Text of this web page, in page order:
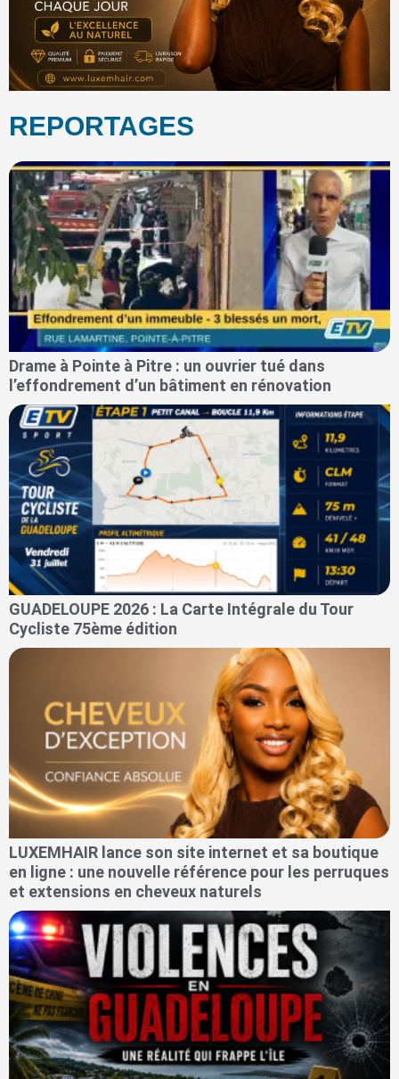
REPORTAGES
Drame à Pointe à Pitre : un ouvrier tué dans
l’effondrement d’un bâtiment en rénovation
GUADELOUPE 2026 : La Carte Intégrale du Tour
Cycliste 75ème édition
LUXEMHAIR lance son site internet et sa boutique
en ligne : une nouvelle référence pour les perruques
et extensions en cheveux naturels